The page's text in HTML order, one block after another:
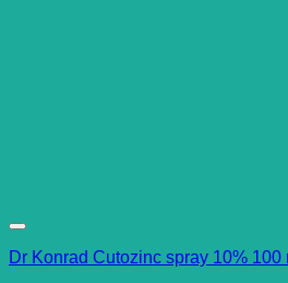
Dr Konrad Cutozinc spray 10% 100